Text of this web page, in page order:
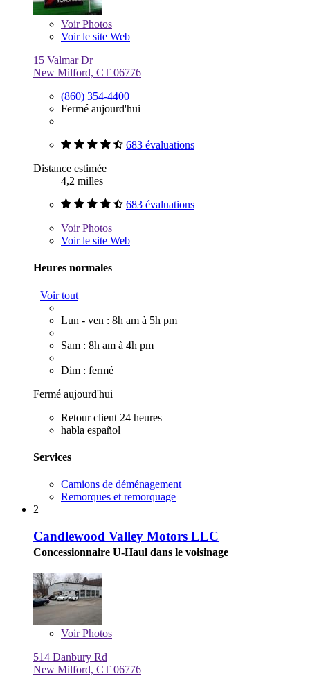
VoirPhotos
Voir le site Web
15 Valmar Dr
New Milford, CT 06776
(860) 354-4400
Fermé aujourd'hui
683 évaluations
Distance estimée
4,2 milles
683 évaluations
VoirPhotos
Voir le site Web
Heures normales
Voir tout
Lun - ven : 8h am à 5h pm
Sam : 8h am à 4h pm
Dim : fermé
Fermé aujourd'hui
Retour client 24 heures
habla español
Services
Camions de déménagement
Remorques et remorquage
2
Candlewood Valley Motors LLC
Concessionnaire U-Haul dans le voisinage
VoirPhotos
514 Danbury Rd
New Milford, CT 06776